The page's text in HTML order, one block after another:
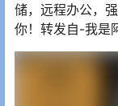
储，远程办公，
你！转发自-我是